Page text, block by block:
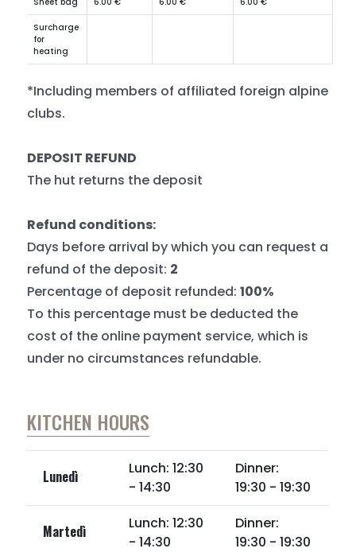
Surcharge
for
heating
*Including members of affiliated foreign alpine
clubs.
DEPOSIT REFUND
The hut returns the deposit
Refund conditions:
Days before arrival by which you can request a
refund of the deposit: 2
Percentage of deposit refunded:100%
To this percentage must be deducted the
cost of the online payment service, which is
under no circumstances refundable.
KITCHEN HOURS
Lunedì
Lunch: 12:30
- 14:30
Dinner:
19:30 - 19:30
Martedì
Lunch: 12:30
- 14:30
Dinner:
19:30 - 19:30